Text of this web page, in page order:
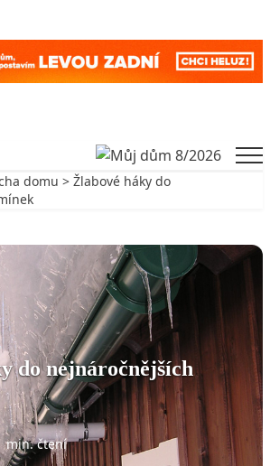
domu > Žlabové háky do
do nejnáročnějších
min. čtení